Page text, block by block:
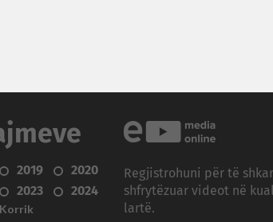
2019
2020
2023
2024
Korrik
Regjistrohuni për të
shfrytëzuar videot në
lartë.